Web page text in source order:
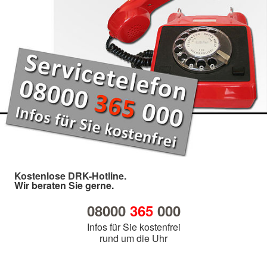
Kostenlose DRK-Hotline.
Wir beraten Sie gerne.
08000 365000
Infos für Sie kostenfrei
rund um die Uhr